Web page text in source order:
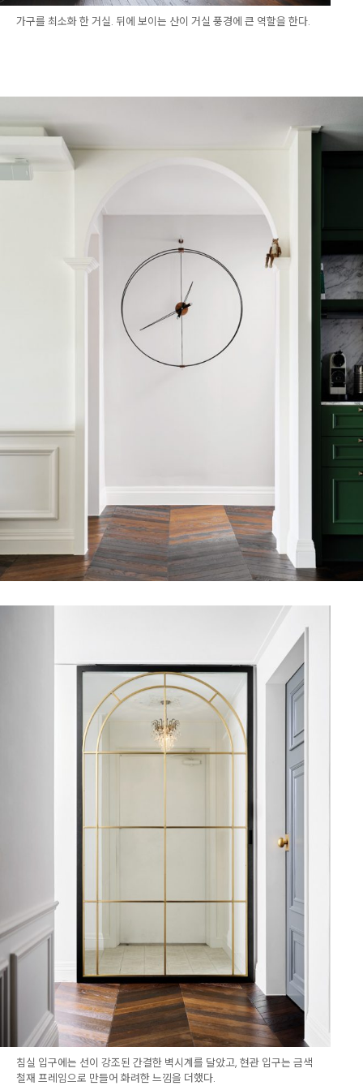
가구를 최소화 한 거실. 뒤에 보이는 산이 거실 풍경에 큰 역할을 한다.
침실 입구에는 선이 강조된 간결한 벽시계를 달았고, 현관 입구는 금색
철재 프레임으로 만들어 화려한 느낌을 더했다.